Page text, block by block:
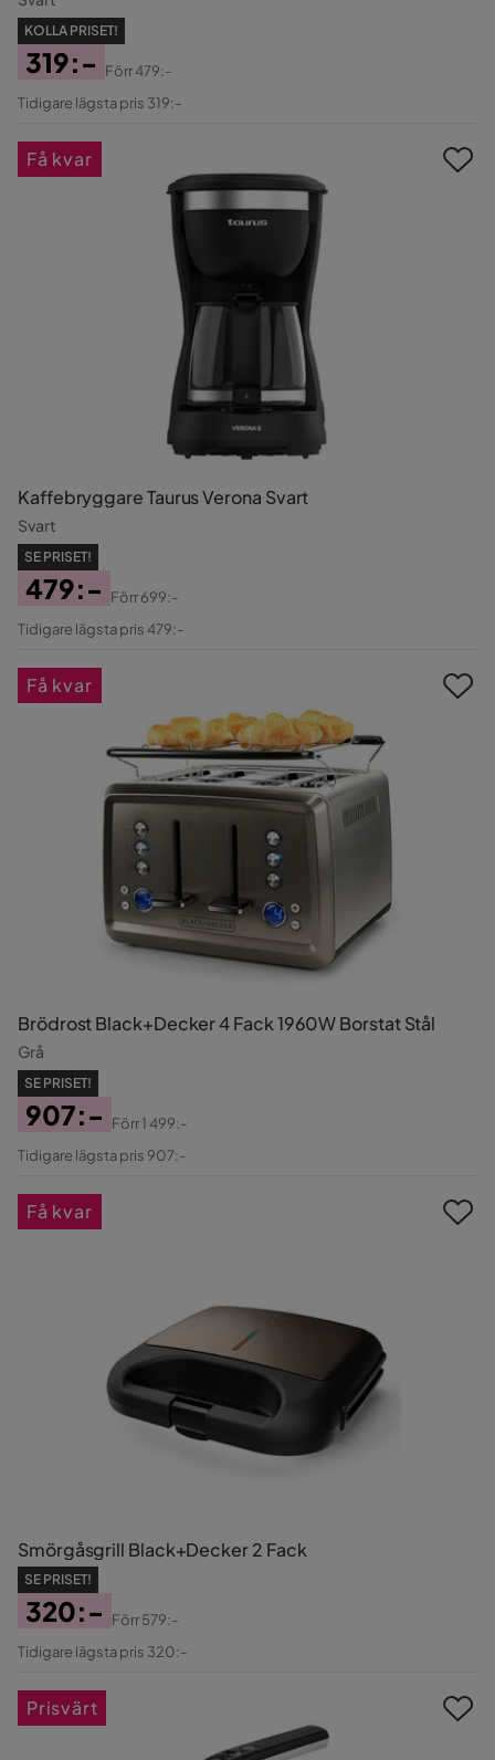
KOLLA PRISET!
Pris
319:-
Original
Förr479:-
Tidigare lägsta pris 319:-
Kaffebryggare Taurus Verona Svart
Svart
SE PRISET!
Pris
479:-
Original
Förr699:-
Tidigare lägsta pris 479:-
Få kvar
Brödrost Black+Decker 4 Fack 1960W Borstat Stål
Grå
SE PRISET!
Pris
907:-
Original
Förr1 499:-
Tidigare lägsta pris 907:-
Få kvar
Smörgåsgrill Black+Decker 2 Fack
SE PRISET!
Pris
320:-
Original
Förr579:-
Tidigare lägsta pris 320:-
Få kvar
Prisvärt